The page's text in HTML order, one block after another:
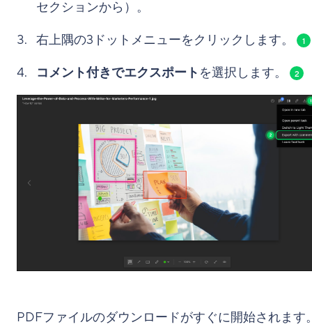
セクションから）。
右上隅の3ドットメニューをクリックします。
1
コメント付きでエクスポート を選択します。 2
PDFファイルのダウンロードがすぐに開始されます